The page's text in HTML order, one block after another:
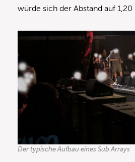
würde sich der Abstand auf
Der typische Aufbau eines Sub Arrays